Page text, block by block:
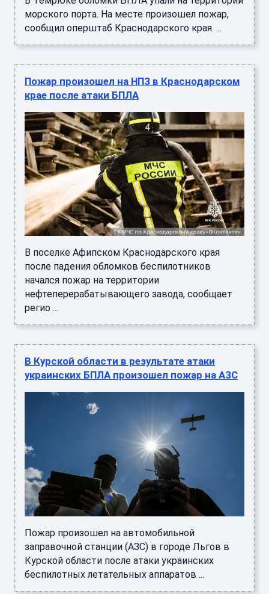
морского порта. На месте произошел пожар,
сообщил оперштаб Краснодарского края. ...
Пожар произошел на НПЗ в Краснодарском
крае после атаки БПЛА
В поселке Афипском Краснодарского края
после падения обломков беспилотников
начался пожар на территории
нефтеперерабатывающего завода, сообщает
регио ...
В Курской области в результате атаки
украинских БПЛА произошел пожар на АЗС
Пожар произошел на автомобильной
заправочной станции (АЗС) в городе Льгов в
Курской области после атаки украинских
беспилотных летательных аппаратов ...